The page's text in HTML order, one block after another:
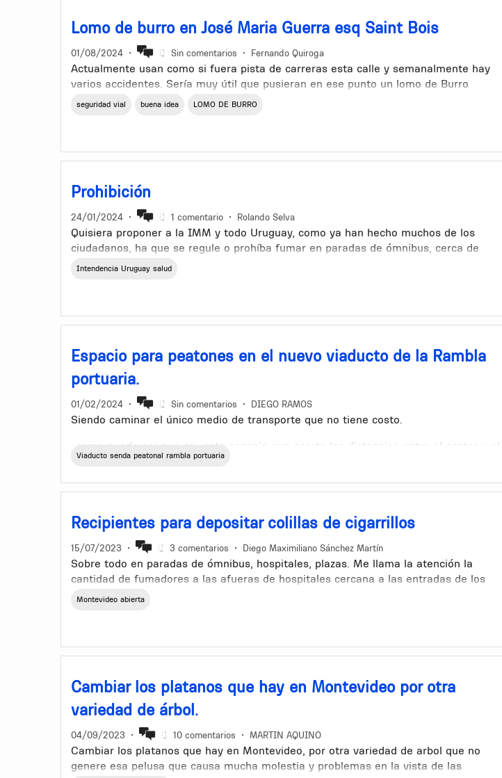
Lomo de burro en José Maria Guerra esq Saint Bois
01/08/2024 • Sin comentarios • Fernando Quiroga
Actualmente usan como si fuera pista de carreras esta calle y semanalmente hay
varios accidentes. Sería muy útil que pusieran en ese punto un lomo de Burro
seguridad vial buena idea LOMO DE BURRO
Prohibición
24/01/2024 • 1 comentario • Rolando Selva
Quisiera proponer a la IMM y todo Uruguay, como ya han hecho muchos de los
ciudadanos, ha que se regule o prohíba fumar en paradas de ómnibus, cerca de
puertas de centros de salud y puertas de centros educativos. Es muy molesto tener
Estados de derecho.
Intendencia Uruguay salud
Espacio para peatones en el nuevo viaducto de la Rambla
portuaria.
01/02/2024 • Sin comentarios • DIEGO RAMOS
Siendo caminar el único medio de transporte que no tiene costo.
¿como puede ser que en este espacio que acorta las distancias entre el centro y el
oeste no tenga dispuesto un espacio peatonal?
Viaducto senda peatonal rambla portuaria
Recipientes para depositar colillas de cigarrillos
15/07/2023 • 3 comentarios • Diego Maximiliano Sánchez Martín
Sobre todo en paradas de ómnibus, hospitales, plazas. Me llama la atención la
cantidad de fumadores a las afueras de hospitales cercana a las entradas de los
mismos. Se tendría que prohibir. Pero como no es lo más viable al menos con
Montevideo abierta
Cambiar los platanos que hay en Montevideo por otra
variedad de árbol.
04/09/2023 • 10 comentarios • MARTIN AQUINO
Cambiar los platanos que hay en Montevideo, por otra variedad de arbol que no
genere esa pelusa que causa mucha molestia y problemas en la vista de las